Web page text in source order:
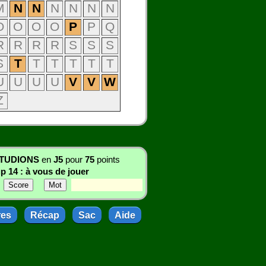
N N N N N
N
O O O P P
Q
R R R S S
S
T T T T T
T
U U U V V W
en J5pour 75points
14 : à vous de jouer
Récap Sac Aide